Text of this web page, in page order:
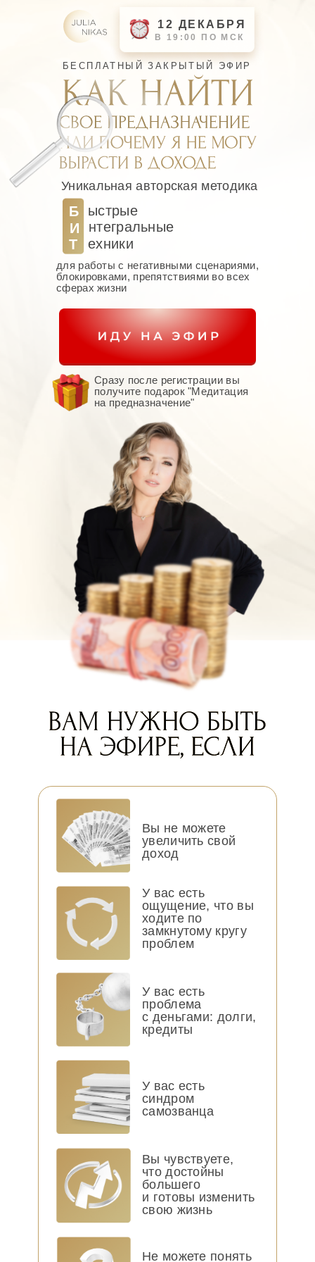
12 ДЕКАБРЯ
В 19:00 ПО МСК
ехники
Уникальная авторская методика
Т
нтегральные
БЕСПЛАТНЫЙ ЗАКРЫТЫЙ ЭФИР
ыстрые
Б
И
для работы с негативными сценариями,
блокировками, препятствиями во всех
сферах жизни
Сразу после регистрации вы
получите подарок "Медитация
на предназначение"
Не можете понять
У вас есть
ощущение, что вы
ходите по
замкнутому кругу
проблем
Вы не можете
увеличить свой
доход
Вы чувствуете,
что достойны
большего
и готовы изменить
свою жизнь
У вас есть
проблема
с деньгами: долги,
кредиты
У вас есть
синдром
самозванца